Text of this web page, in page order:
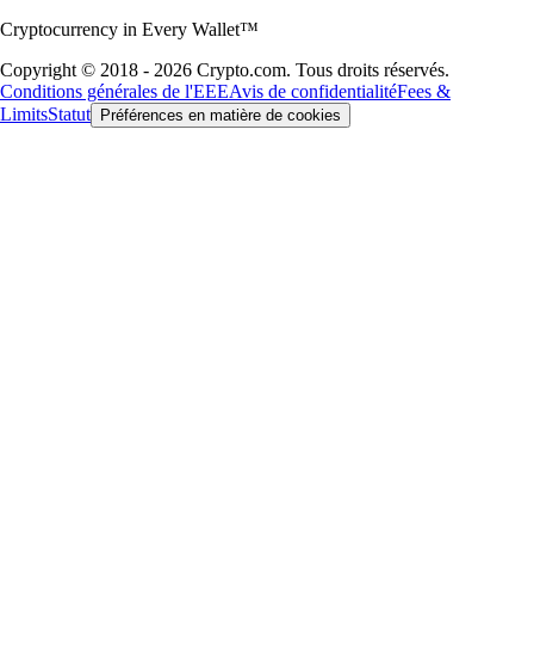
Cryptocurrency in Every Wallet™
Copyright © 2018 - 2026 Crypto.com. Tous droits réservés.
Conditions générales de l'EEEAvis de confidentialitéFees &
LimitsStatut Préférences en matière de cookies